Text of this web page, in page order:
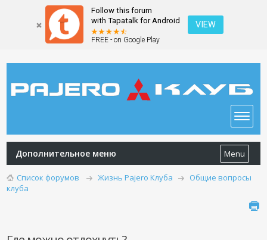
Follow this forum
with Tapatalk for Android
FREE - on Google Play
VIEW
Дополнительное меню Menu
Список форумов Жизнь Pajero Клуба
Общие вопросы
клуба